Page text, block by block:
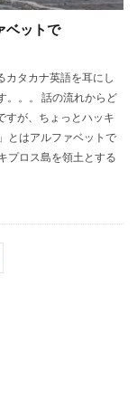
ベットで
カタカナ英語を耳にし
。。。 話の流れからど
すが、ちょっとハッキ
とはアルファベットで
プロス島を領土とする